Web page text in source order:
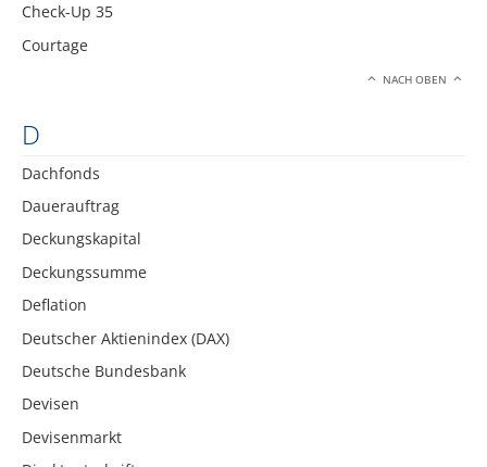
Check-Up 35
Courtage
NACH OBEN
D
Dachfonds
Dauerauftrag
Deckungskapital
Deckungssumme
Deflation
Deutscher Aktienindex (DAX)
Deutsche Bundesbank
Devisen
Devisenmarkt